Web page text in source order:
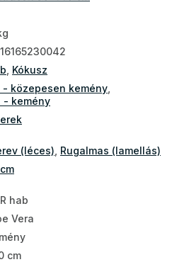
matracok
szerint
összetétel szerint
kor szerint
újszülötteknek
gyerekmatracok
H3
Kókusz
- közepesen kemény
- kemény
(léces) Rugalmas (lamellás)
hab
Vera
cm